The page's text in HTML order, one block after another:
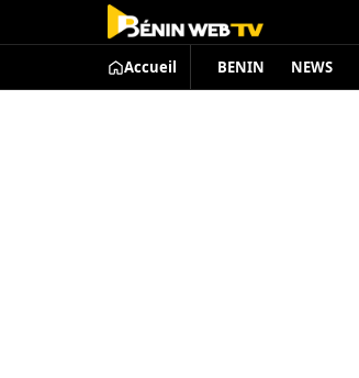
Accueil BENIN NEWS